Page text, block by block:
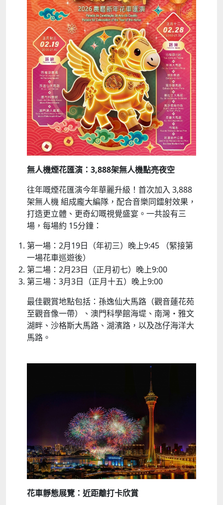
無人機煙花匯演：3,888架無人機點亮夜空
往年嘅煙花匯演今年華麗升級！首次加入 3,888
架無人機 組成龐大編隊，配合音樂同鐳射效果，
打造更立體、更奇幻嘅視覺盛宴。一共設有三
場，每場約 15分鐘：
第一場：2月19日（年初三）晚上9:45 （緊接第
一場花車巡遊後）
第二場：2月23日（正月初七）晚上9:00
第三場：3月3日（正月十五）晚上9:00
最佳觀賞地點包括：孫逸仙大馬路（觀音蓮花苑
至觀音像一帶）、澳門科學館海堤、南灣・雅文
湖畔、沙格斯大馬路、湖濱路，以及氹仔海洋大
馬路。
花車靜態展覽：近距離打卡欣賞